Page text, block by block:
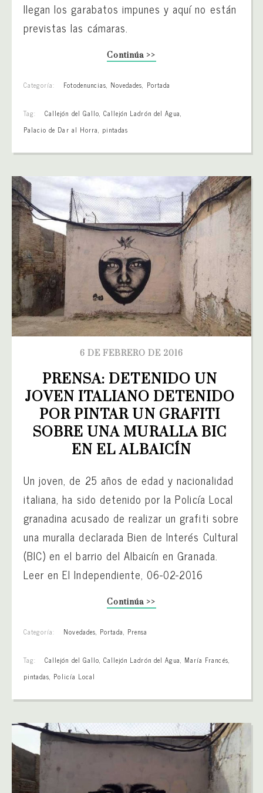
llegan los garabatos impunes y aquí no están
previstas las cámaras.
Continúa >>
Categoría: Fotodenuncias, Novedades, Portada
Tag: Callejón del Gallo, Callejón Ladrón del Agua,
Palacio de Dar al Horra, pintadas
6 DE FEBRERO DE 2016
PRENSA: DETENIDO UN
JOVEN ITALIANO DETENIDO
POR PINTAR UN GRAFITI
SOBRE UNA MURALLA BIC
EN EL ALBAICÍN
Un joven, de 25 años de edad y nacionalidad
italiana, ha sido detenido por la Policía Local
granadina acusado de realizar un grafiti sobre
una muralla declarada Bien de Interés Cultural
(BIC) en el barrio del Albaicín en Granada.
Leer en El Independiente, 06-02-2016
Continúa >>
Categoría: Novedades, Portada, Prensa
Tag: Callejón del Gallo, Callejón Ladrón del Agua, María Francés,
pintadas, Policía Local